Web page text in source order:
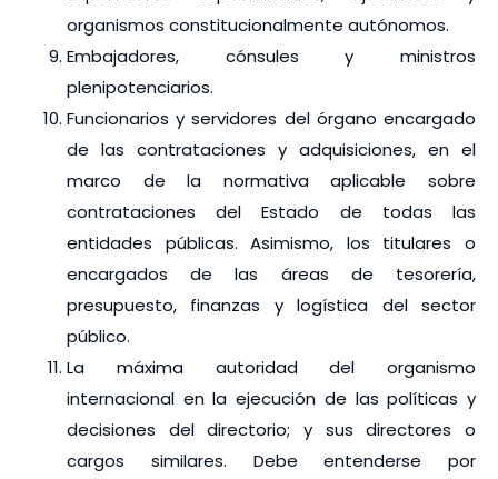
organismos constitucionalmente autónomos.
Embajadores, cónsules y ministros
plenipotenciarios.
Funcionarios y servidores del órgano encargado
de las contrataciones y adquisiciones, en el
marco de la normativa aplicable sobre
contrataciones del Estado de todas las
entidades públicas. Asimismo, los titulares o
encargados de las áreas de tesorería,
presupuesto, finanzas y logística del sector
público.
La máxima autoridad del organismo
internacional en la ejecución de las políticas y
decisiones del directorio; y sus directores o
cargos similares. Debe entenderse por